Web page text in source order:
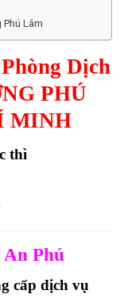
Phú Lâm
Dịch
PHÚ
MINH
thì
Phú
cấp dịch vụ